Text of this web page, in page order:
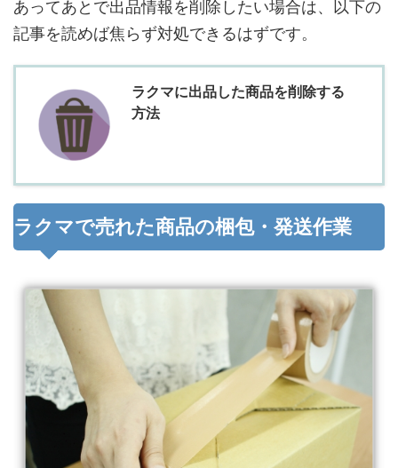
あってあとで出品情報を削除したい場合は、以下の
記事を読めば焦らず対処できるはずです。
ラクマに出品した商品を削除する
方法
ラクマで売れた商品の梱包・発送作業